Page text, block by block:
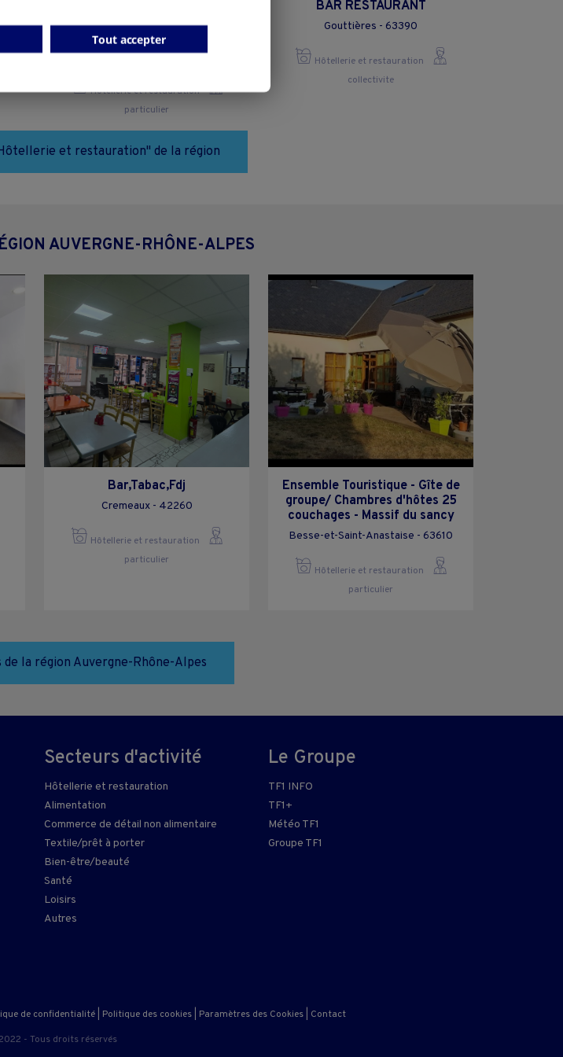
groupe/ Chambres d'hôtes 25
couchages - Massif du sancy
Besse-et-Saint-Anastaise - 63610
Hôtellerie et restauration
particulier
BAR RESTAURANT
Gouttières - 63390
Hôtellerie et restauration
collectivite
et restauration" de la région
AUVERGNE-RHÔNE-ALPES
Bar,Tabac,Fdj
Cremeaux - 42260
Hôtellerie et restauration
particulier
Ensemble Touristique - Gîte de
groupe/ Chambres d'hôtes 25
couchages - Massif du sancy
Besse-et-Saint-Anastaise - 63610
Hôtellerie et restauration
particulier
la région Auvergne-Rhône-Alpes
Secteurs d'activité
Hôtellerie et restauration
Alimentation
Commerce de détail non alimentaire
Textile/prêt à porter
Bien-être/beauté
Santé
Loisirs
Autres
Le Groupe
TF1 INFO
TF1+
Météo TF1
Groupe TF1
de confidentialité Politique des cookies Paramètres des Cookies
Contact
- Tous droits réservés
Tout accepter